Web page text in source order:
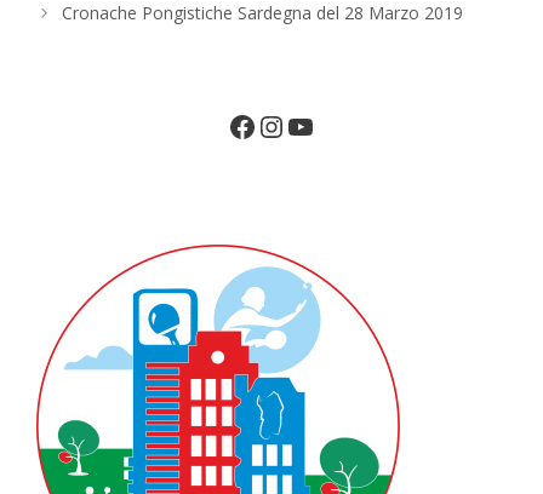
Cronache Pongistiche Sardegna del 28 Marzo 2019
Facebook
Instagram
YouTube